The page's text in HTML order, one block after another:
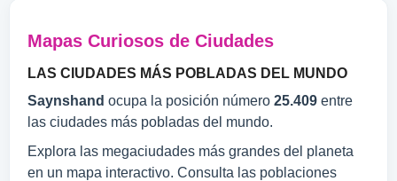
Mapas Curiosos de Ciudades
LAS CIUDADES MÁS POBLADAS DEL MUNDO
Saynshand ocupa la posición número 25.409 entre
las ciudades más pobladas del mundo.
Explora las megaciudades más grandes del planeta
en un mapa interactivo. Consulta las poblaciones